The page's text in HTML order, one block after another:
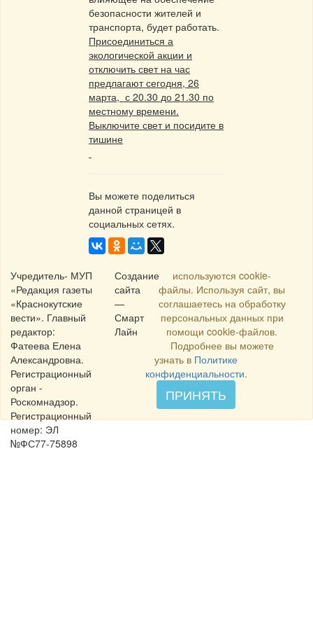
безопасности жителей и
транспорта, будет работать.
Присоединиться а
экологической акции и
отключить свет на час
предлагают сегодня, 26
марта, с 20.30 до 21.30 по
местному времени.
Выключите свет и посидите в
тишине
Вы можете поделиться
данной страницей в
социальных сетях.
Учредитель- МУП
«Редакция газеты
«Краснокутские
вести». Главный
редактор:
Фатеева Елена
Александровна.
Регистрационный
орган -
Роскомнадзор.
Регистрационный
номер: ЭЛ
№ФС77-75898
Создание
сайта
—
Смарт
Лайн
используются cookie-
файлы. Используя сайт, вы
соглашаетесь на обработку
персональных данных при
помощи cookie-файлов.
Подробнее вы можете
узнать в Политике
конфиденциальности.
ПРИНЯТЬ